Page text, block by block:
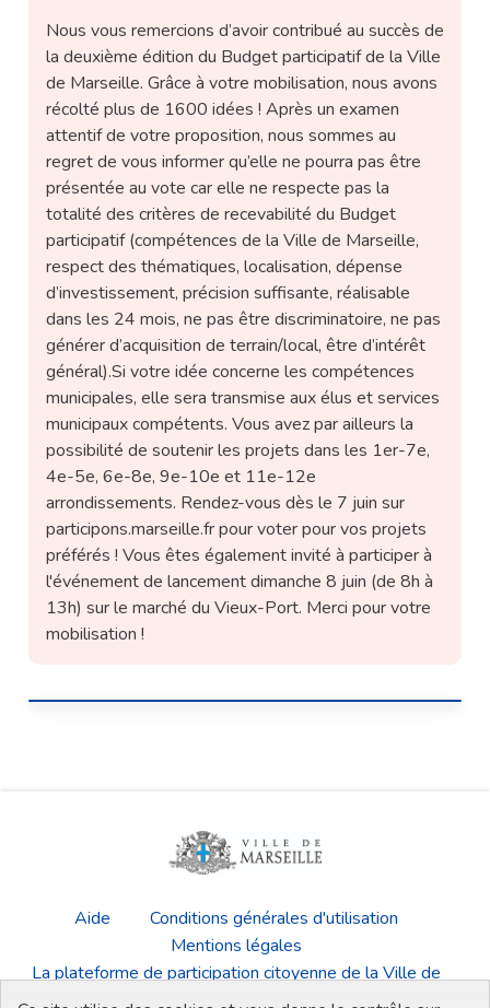
Nous vous remercions d’avoir contribué au succès de
la deuxième édition du Budget participatif de la Ville
de Marseille. Grâce à votre mobilisation, nous avons
récolté plus de 1600 idées ! Après un examen
attentif de votre proposition, nous sommes au
regret de vous informer qu’elle ne pourra pas être
présentée au vote car elle ne respecte pas la
totalité des critères de recevabilité du Budget
participatif (compétences de la Ville de Marseille,
respect des thématiques, localisation, dépense
d’investissement, précision suffisante, réalisable
dans les 24 mois, ne pas être discriminatoire, ne pas
générer d’acquisition de terrain/local, être d’intérêt
général).Si votre idée concerne les compétences
municipales, elle sera transmise aux élus et services
municipaux compétents. Vous avez par ailleurs la
possibilité de soutenir les projets dans les 1er-7e,
4e-5e, 6e-8e, 9e-10e et 11e-12e
arrondissements. Rendez-vous dès le 7 juin sur
participons.marseille.fr pour voter pour vos projets
préférés ! Vous êtes également invité à participer à
l'événement de lancement dimanche 8 juin (de 8h à
13h) sur le marché du Vieux-Port. Merci pour votre
mobilisation !
Aide
Conditions générales d'utilisation
Mentions légales
La plateforme de participation citoyenne de la Ville de
Marseille